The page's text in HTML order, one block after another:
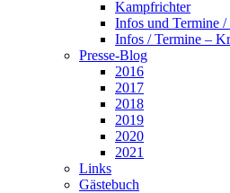
Kampfrichter
Infos und Termine
Infos / Termine –
Presse-Blog
2016
2017
2018
2019
2020
2021
Links
Gästebuch